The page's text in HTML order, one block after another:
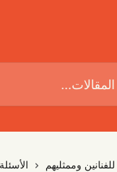
للفنانين وممثليهم